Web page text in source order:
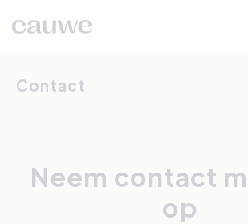
Contact
Neem contact
op